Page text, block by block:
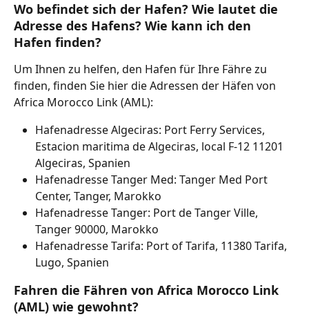
Wo befindet sich der Hafen? Wie lautet die
Adresse des Hafens? Wie kann ich den
Hafen finden?
Um Ihnen zu helfen, den Hafen für Ihre Fähre zu
finden, finden Sie hier die Adressen der Häfen von
Africa Morocco Link (AML):
Hafenadresse Algeciras: Port Ferry Services,
Estacion maritima de Algeciras, local F-12 11201
Algeciras, Spanien
Hafenadresse Tanger Med: Tanger Med Port
Center, Tanger, Marokko
Hafenadresse Tanger: Port de Tanger Ville,
Tanger 90000, Marokko
Hafenadresse Tarifa: Port of Tarifa, 11380 Tarifa,
Lugo, Spanien
Fahren die Fähren von Africa Morocco Link
(AML) wie gewohnt?